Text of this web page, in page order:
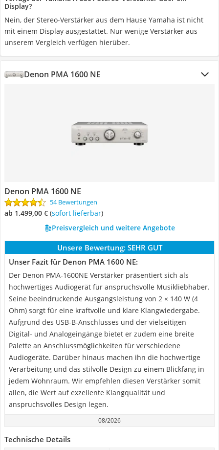
Display?
Nein, der Stereo-Verstärker aus dem Hause Yamaha ist nicht
mit einem Display ausgestattet. Nur wenige Verstärker aus
unserem Vergleich verfügen hierüber.
Denon PMA 1600 NE
Denon PMA 1600 NE
54 Bewertungen
ab 1.499,00 € ( Sofort lieferbar)
Preisvergleich und weitere Angebote
Unsere Bewertung: SEHR GUT
Unser Fazit für Denon PMA 1600 NE:
Der Denon PMA-1600NE Verstärker präsentiert sich als
hochwertiges Audiogerät für anspruchsvolle Musikliebhaber.
Seine beeindruckende Ausgangsleistung von 2 × 140 W (4
Ohm) sorgt für eine kraftvolle und klare Klangwiedergabe.
Aufgrund des USB-B-Anschlusses und der vielseitigen
Digital- und Analogeingänge bietet er zudem eine breite
Palette an Anschlussmöglichkeiten für verschiedene
Audiogeräte. Darüber hinaus machen ihn die hochwertige
Verarbeitung und das stilvolle Design zu einem Blickfang in
jedem Wohnraum. Wir empfehlen diesen Verstärker somit
allen, die Wert auf exzellente Klangqualität und
anspruchsvolles Design legen.
08/2026
Technische Details